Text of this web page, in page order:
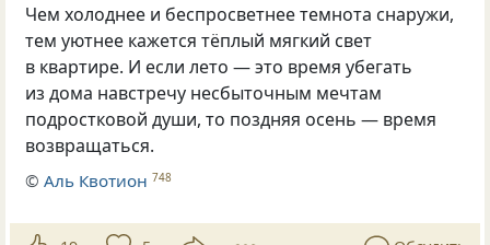
Чем холоднее и беспросветнее темнота снаружи,
тем уютнее кажется тёплый мягкий свет
в квартире. И если лето — это время убегать
из дома навстречу несбыточным мечтам
подростковой души, то поздняя осень — время
возвращаться.
©Аль Квотион 748